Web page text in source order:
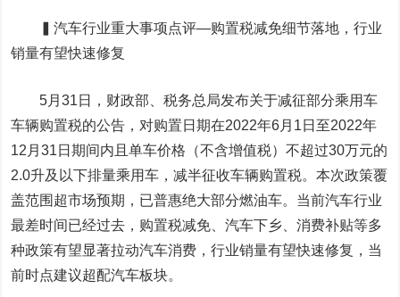
▍汽车行业重大事项点评—购置税减免细节落地，行业
销量有望快速修复
5月31日，财政部、税务总局发布关于减征部分乘用车
车辆购置税的公告，对购置日期在2022年6月1日至2022年
12月31日期间内且单车价格（不含增值税）不超过30万元的
2.0升及以下排量乘用车，减半征收车辆购置税。本次政策覆
盖范围超市场预期，已普惠绝大部分燃油车。当前汽车行业
最差时间已经过去，购置税减免、汽车下乡、消费补贴等多
种政策有望显著拉动汽车消费，行业销量有望快速修复，当
前时点建议超配汽车板块。